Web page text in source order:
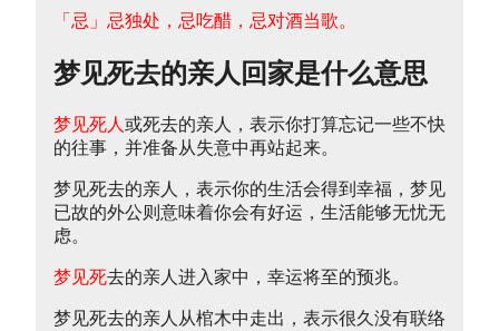
「忌」忌独处，忌吃醋，忌对酒当歌。
梦见死去的亲人回家是什么意思
梦见死人 或死去的亲人，表示你打算忘记一些不快
的往事，并准备从失意中再站起来。
梦见死去的亲人，表示你的生活会得到幸福，梦见
已故的外公则意味着你会有好运，生活能够无忧无
虑。
梦见死去的亲人进入家中，幸运将至的预兆。
梦见死去的亲人从棺木中走出，表示很久没有联络